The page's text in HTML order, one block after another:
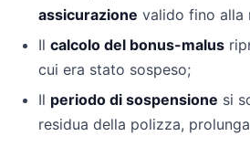
assicurazione valido fino alla
Il calcolo del bonus-malus
cui era stato sospeso;
Il periodo di sospensione si
residua della polizza,